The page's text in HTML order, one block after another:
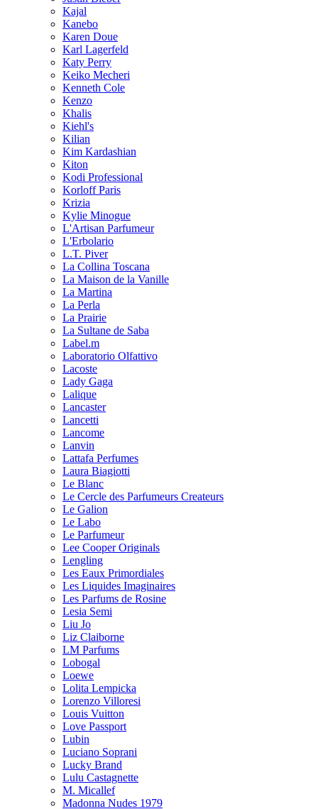
Kajal
Kanebo
Karen Doue
Karl Lagerfeld
Katy Perry
Keiko Mecheri
Kenneth Cole
Kenzo
Khalis
Kiehl's
Kilian
Kim Kardashian
Kiton
Kodi Professional
Korloff Paris
Krizia
Kylie Minogue
L'Artisan Parfumeur
L'Erbolario
L.T. Piver
La Collina Toscana
La Maison de la Vanille
La Martina
La Perla
La Prairie
La Sultane de Saba
Label.m
Laboratorio Olfattivo
Lacoste
Lady Gaga
Lalique
Lancaster
Lancetti
Lancome
Lanvin
Lattafa Perfumes
Laura Biagiotti
Le Blanc
Le Cercle des Parfumeurs Createurs
Le Galion
Le Labo
Le Parfumeur
Lee Cooper Originals
Lengling
Les Eaux Primordiales
Les Liquides Imaginaires
Les Parfums de Rosine
Lesia Semi
Liu Jo
Liz Claiborne
LM Parfums
Lobogal
Loewe
Lolita Lempicka
Lorenzo Villoresi
Louis Vuitton
Love Passport
Lubin
Luciano Soprani
Lucky Brand
Lulu Castagnette
M. Micallef
Madonna Nudes 1979